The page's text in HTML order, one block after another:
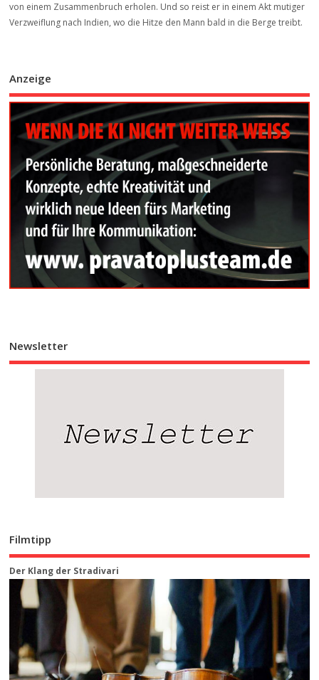
von einem Zusammenbruch erholen. Und so reist er in einem Akt mutiger
Verzweiflung nach Indien, wo die Hitze den Mann bald in die Berge treibt.
Anzeige
Newsletter
Filmtipp
Der Klang der Stradivari